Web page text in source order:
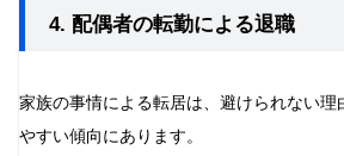
レンジし、あなたの可能性を最大限に引き出しま
しょう。
4. 配偶者の転勤による退職
家族の事情による転居は、避けられない
やすい傾向にあります。